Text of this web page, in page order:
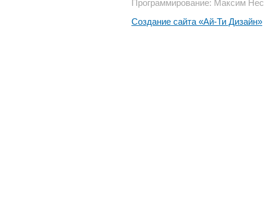
Программирование: Максим
Создание сайта «Ай-Ти Дизайн»